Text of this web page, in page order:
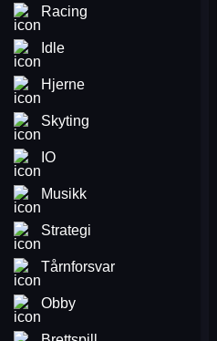
Racing
Idle
Hjerne
Skyting
IO
Musikk
Strategi
Tårnforsvar
Obby